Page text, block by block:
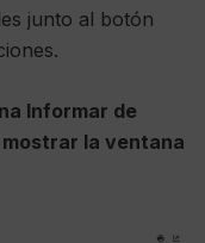
junto al botón
Informar de
la ventana